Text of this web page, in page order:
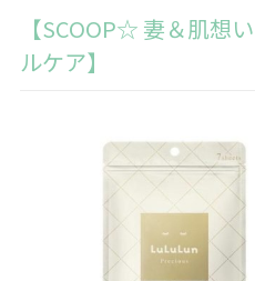
【SCOOP☆ 妻＆肌想
ルケア】